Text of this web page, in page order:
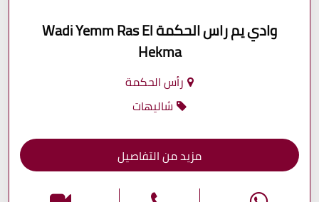
وادي يم راس الحكمة Wadi Yemm Ras El
Hekma
رأس الحكمة
شاليهات
مزيد من التفاصيل